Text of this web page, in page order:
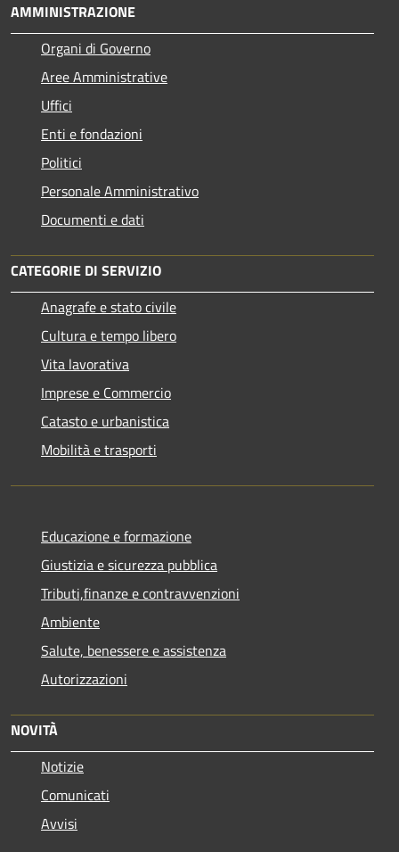
AMMINISTRAZIONE
Organi di Governo
Aree Amministrative
Uffici
Enti e fondazioni
Politici
Personale Amministrativo
Documenti e dati
CATEGORIE DI SERVIZIO
Anagrafe e stato civile
Cultura e tempo libero
Vita lavorativa
Imprese e Commercio
Catasto e urbanistica
Mobilità e trasporti
Educazione e formazione
Giustizia e sicurezza pubblica
Tributi,finanze e contravvenzioni
Ambiente
Salute, benessere e assistenza
Autorizzazioni
NOVITÀ
Notizie
Comunicati
Avvisi